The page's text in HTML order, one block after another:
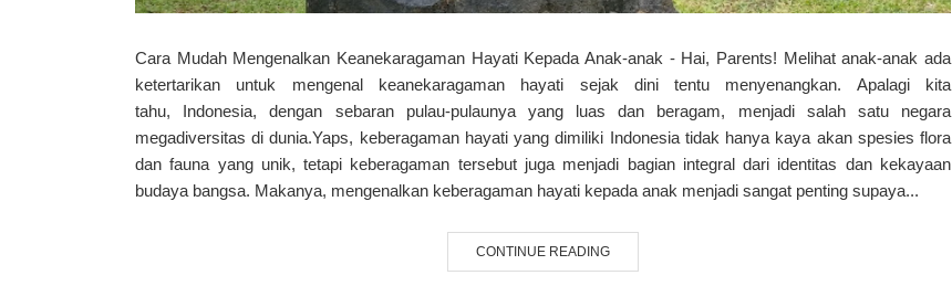
Cara Mudah Mengenalkan Keanekaragaman Hayati Kepada Anak-anak - Hai, Parents! Melihat anak-anak ada
ketertarikan untuk mengenal keanekaragaman hayati sejak dini tentu menyenangkan. Apalagi kita
tahu, Indonesia, dengan sebaran pulau-pulaunya yang luas dan beragam, menjadi salah satu negara
megadiversitas di dunia.Yaps, keberagaman hayati yang dimiliki Indonesia tidak hanya kaya akan spesies flora
dan fauna yang unik, tetapi keberagaman tersebut juga menjadi bagian integral dari identitas dan kekayaan
budaya bangsa. Makanya, mengenalkan keberagaman hayati kepada anak menjadi sangat penting supaya...
CONTINUE READING